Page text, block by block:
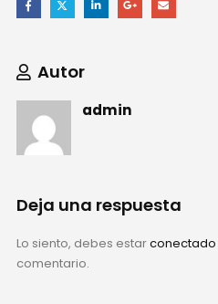
Autor
admin
Deja una respuesta
Lo siento, debes estarconectado
comentario.